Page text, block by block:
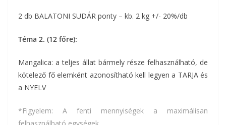
2 db BALATONI SUDÁR ponty – kb. 2 kg +/- 20%/db
Téma 2. (12 főre):
Mangalica: a teljes állat bármely része felhasználható, de
kötelező fő elemként azonosítható kell legyen a TARJA és
a NYELV
*Figyelem: A fenti mennyiségek a maximálisan